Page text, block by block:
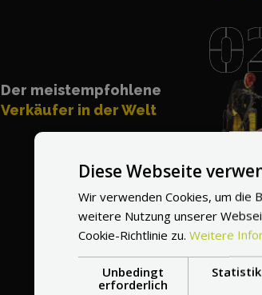
Der meistempfohlene
Verkäufer in der Welt
Diese Webseite
Wir verwenden Cookies, um die
weitere Nutzung unserer
Cookie-Richtlinie zu. Weitere
Unbedingt
erforderlich